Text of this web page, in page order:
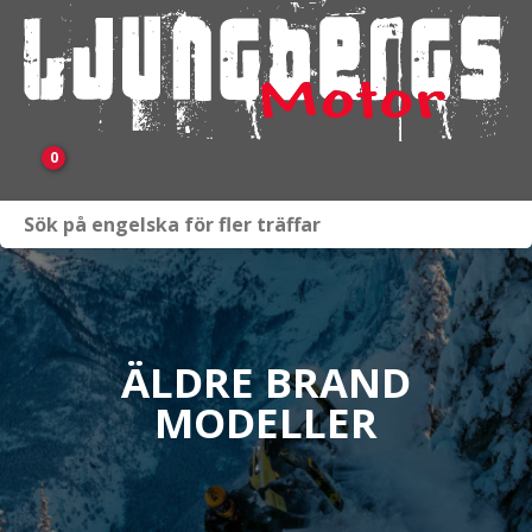
0
Fordon i lager
Verkstad
KAMPANJ
BRP
ÄLDRE BRAND
MODELLER